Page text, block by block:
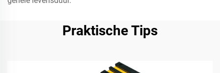
Praktische Tips